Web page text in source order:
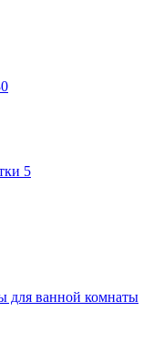
5
для ванной комнаты